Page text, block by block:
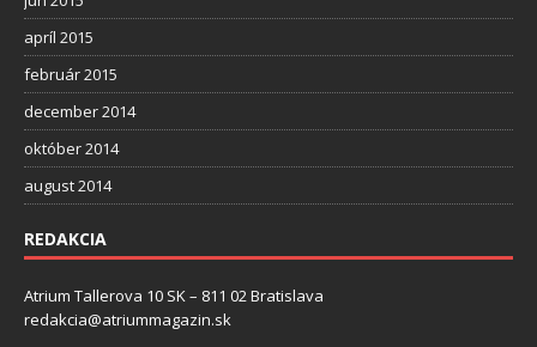
apríl 2015
február 2015
december 2014
október 2014
august 2014
REDAKCIA
Atrium Tallerova 10 SK – 811 02 Bratislava
redakcia@atriummagazin.sk